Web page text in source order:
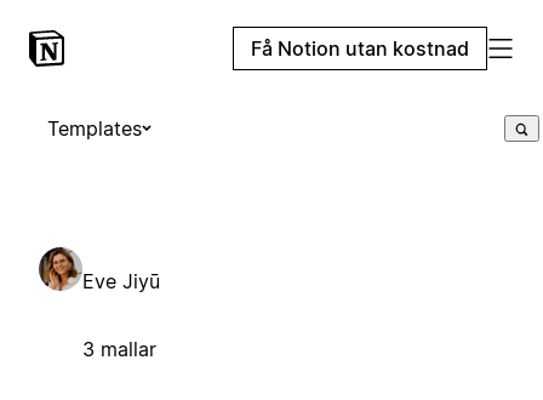
Få Notion utan kostnad
Templates
Eve Jiyū
3 mallar